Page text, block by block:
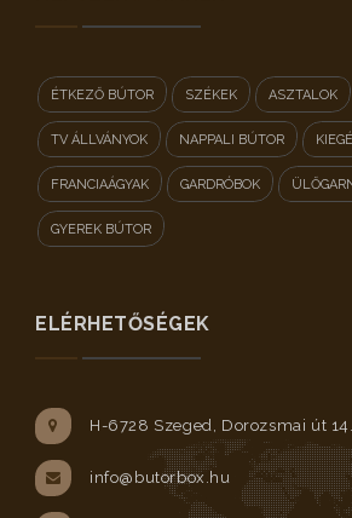
ÉTKEZŐ BÚTOR SZÉKEK ASZTALOK
TV ÁLLVÁNYOK NAPPALI BÚTOR
FRANCIAÁGYAK GARDRÓBOK
GYEREK BÚTOR
ELÉRHETŐSÉGEK
H-6728 Szeged, Dorozsmai út 14.
info@butorbox.hu